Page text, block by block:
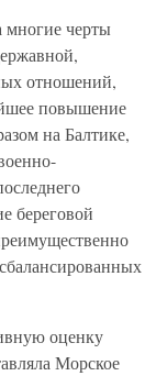
многие черты
отношений,
повышение
на Балтике,
береговой
оценку
Морское